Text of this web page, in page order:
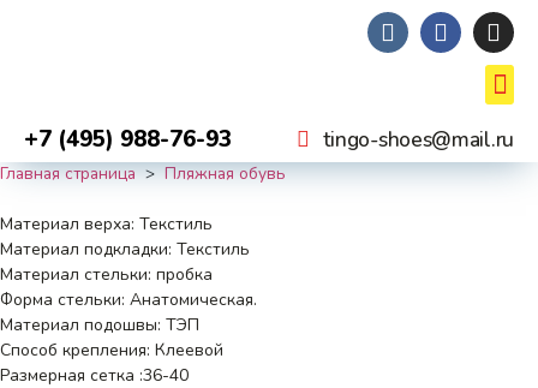
+7 (495) 988-76-93 tingo-shoes@mail.ru
Главная страница>Пляжная обувь
Материал верха: Текстиль
Материал подкладки: Текстиль
Материал стельки: пробка
Форма стельки: Анатомическая.
Материал подошвы: ТЭП
Способ крепления: Клеевой
Размерная сетка :36-40